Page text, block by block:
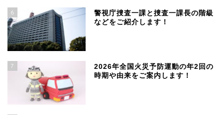
6
警視庁捜査一課と捜査一課長の階級
などをご紹介します！
7
2026年全国火災予防運動の年2回の
時期や由来をご案内します！